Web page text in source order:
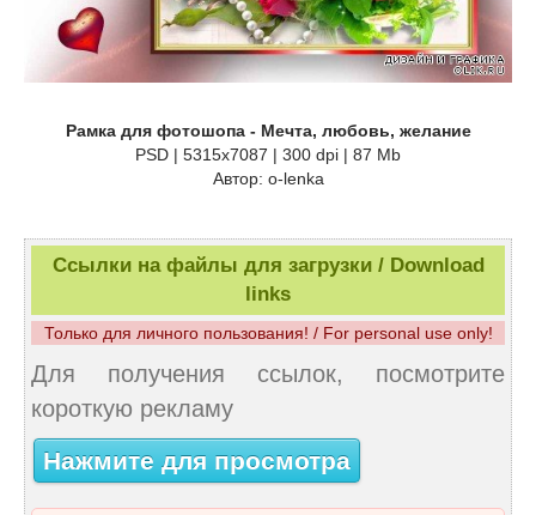
Рамка для фотошопа - Мечта, любовь, желание
PSD | 5315х7087 | 300 dpi | 87 Mb
Автор: o-lenka
Ссылки на файлы для загрузки / Download
links
Только для личного пользования! / For personal use only!
Для получения ссылок, посмотрите
короткую рекламу
Нажмите для просмотра